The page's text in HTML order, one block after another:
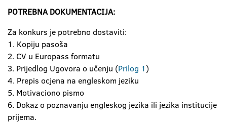
POTREBNA DOKUMENTACIJA:
Za konkurs je potrebno dostaviti:
1. Kopiju pasoša
2. CV u Europass formatu
3. Prijedlog Ugovora o učenju (Prilog 1)
4. Prepis ocjena na engleskom jeziku
5. Motivaciono pismo
6. Dokaz o poznavanju engleskog jezika ili jezika institucije
prijema.